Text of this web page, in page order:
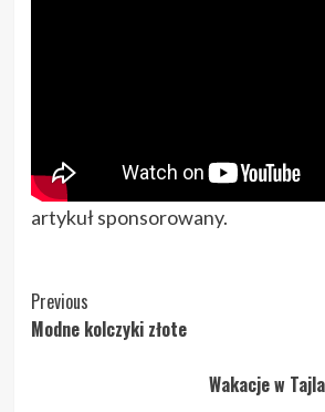
artykuł sponsorowany.
Post
Navigation
Previous
Modne kolczyki złote
Wakacje w